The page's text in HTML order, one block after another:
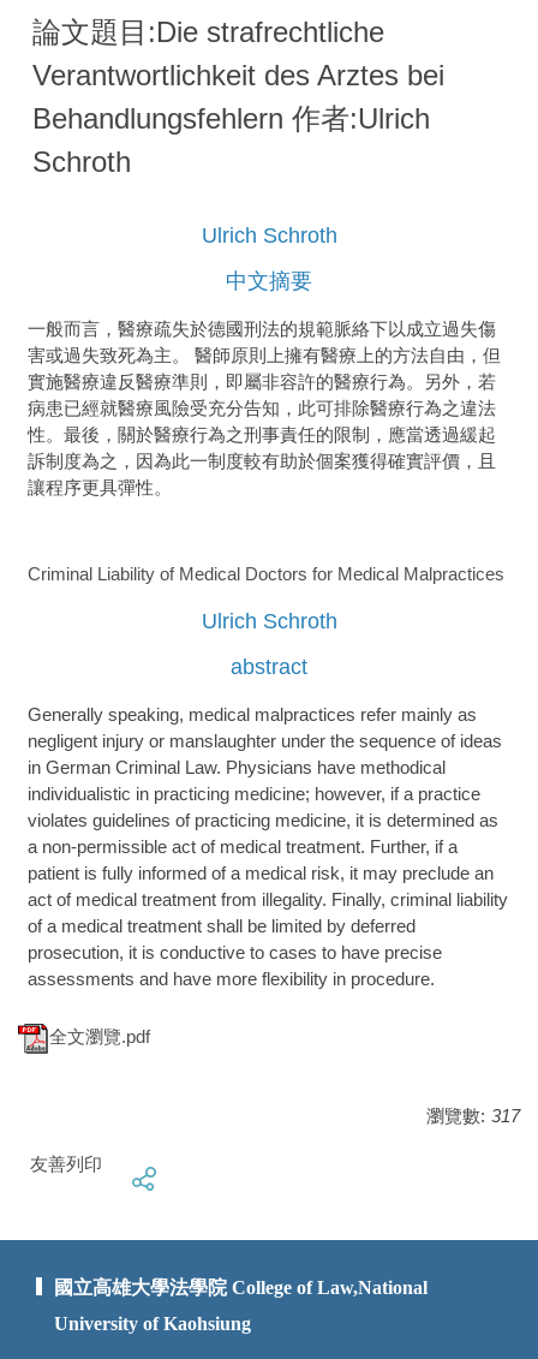
論文題目:Die strafrechtliche
Verantwortlichkeit des Arztes bei
Behandlungsfehlern 作者:Ulrich
Schroth
Ulrich Schroth
中文摘要
一般而言，醫療疏失於德國刑法的規範脈絡下以成立過失傷
害或過失致死為主。 醫師原則上擁有醫療上的方法自由，但
實施醫療違反醫療準則，即屬非容許的醫療行為。另外，若
病患已經就醫療風險受充分告知，此可排除醫療行為之違法
性。最後，關於醫療行為之刑事責任的限制，應當透過緩起
訴制度為之，因為此一制度較有助於個案獲得確實評價，且
讓程序更具彈性。
Criminal Liability of Medical Doctors for Medical Malpractices
Ulrich Schroth
abstract
Generally speaking, medical malpractices refer mainly as
negligent injury or manslaughter under the sequence of ideas
in German Criminal Law. Physicians have methodical
individualistic in practicing medicine; however, if a practice
violates guidelines of practicing medicine, it is determined as
a non-permissible act of medical treatment. Further, if a
patient is fully informed of a medical risk, it may preclude an
act of medical treatment from illegality. Finally, criminal liability
of a medical treatment shall be limited by deferred
prosecution, it is conductive to cases to have precise
assessments and have more flexibility in procedure.
全文瀏覽.pdf
瀏覽數: 317
友善列印
國立高雄大學法學院 College of Law,National
University of Kaohsiung